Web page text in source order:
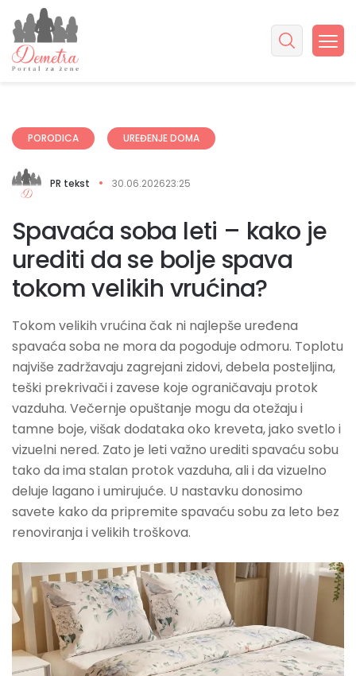
PORODICA UREĐENJE DOMA
PR tekst 30.06.202623:25
Spavaća soba leti – kako je
urediti da se bolje spava
tokom velikih vrućina?
Tokom velikih vrućina čak ni najlepše uređena
spavaća soba ne mora da pogoduje odmoru. Toplotu
najviše zadržavaju zagrejani zidovi, debela posteljina,
teški prekrivači i zavese koje ograničavaju protok
vazduha. Večernje opuštanje mogu da otežaju i
tamne boje, višak dodataka oko kreveta, jako svetlo i
vizuelni nered. Zato je leti važno urediti spavaću sobu
tako da ima stalan protok vazduha, ali i da vizuelno
deluje lagano i umirujuće. U nastavku donosimo
savete kako da pripremite spavaću sobu za leto bez
renoviranja i velikih troškova.